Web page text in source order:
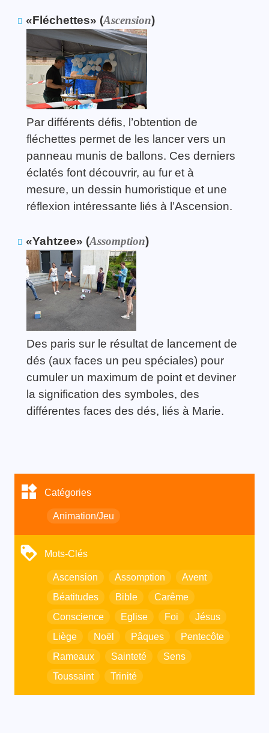
«Fléchettes» (Ascension)
Par différents défis, l’obtention de
fléchettes permet de les lancer vers un
panneau munis de ballons. Ces derniers
éclatés font découvrir, au fur et à
mesure, un dessin humoristique et une
réflexion intéressante liés à l’Ascension.
«Yahtzee» (Assomption)
Des paris sur le résultat de lancement de
dés (aux faces un peu spéciales) pour
cumuler un maximum de point et deviner
la signification des symboles, des
différentes faces des dés, liés à Marie.
Catégories
Animation/Jeu
Mots-Clés
Ascension Assomption
Avent
Béatitudes
Bible
Carême
Conscience
Eglise Foi
Jésus
Liège
Noël Pâques
Pentecôte
Rameaux
Sainteté
Sens
Toussaint
Trinité